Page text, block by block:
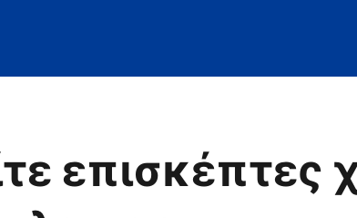
επισκέπτες